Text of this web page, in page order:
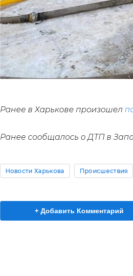
Ранее в Харькове произошел
Ранее сообщалось о ДТП в
Новости Харькова Происшествия
+ Добавить Комментарий